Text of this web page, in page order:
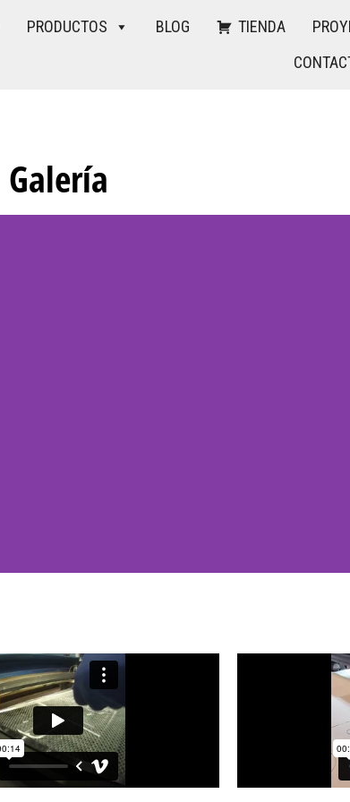
PRODUCTOS BLOG TIENDA
Galería